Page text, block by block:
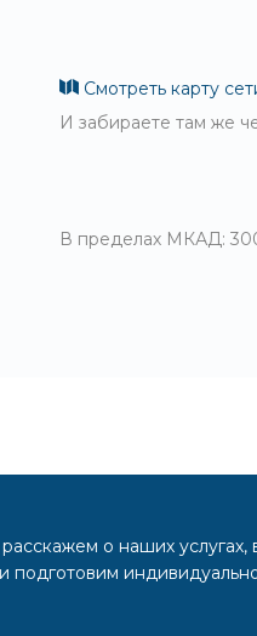
Смотреть карту
И забираете там же
В пределах МКАД:
о наших услугах,
подготовим